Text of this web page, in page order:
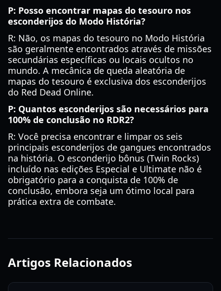
P: Posso encontrar mapas do tesouro nos
esconderijos do Modo História?
R: Não, os mapas do tesouro no Modo História
são geralmente encontrados através de missões
secundárias específicas ou locais ocultos no
mundo. A mecânica de queda aleatória de
mapas do tesouro é exclusiva dos esconderijos
do Red Dead Online.
P: Quantos esconderijos são necessários para
100% de conclusão no RDR2?
R: Você precisa encontrar e limpar os seis
principais esconderijos de gangues encontrados
na história. O esconderijo bônus (Twin Rocks)
incluído nas edições Especial e Ultimate não é
obrigatório para a conquista de 100% de
conclusão, embora seja um ótimo local para
prática extra de combate.
Artigos Relacionados